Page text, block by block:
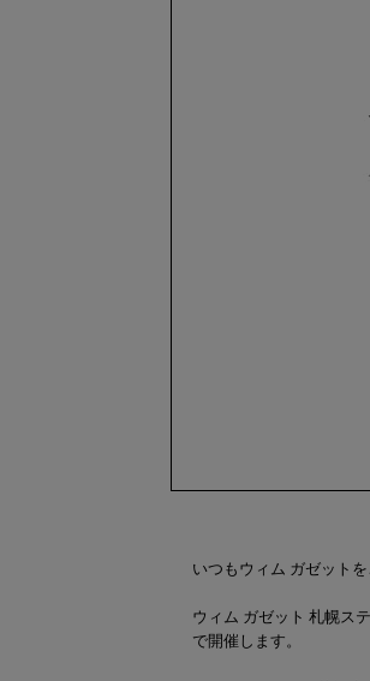
いつもウィム ガゼット
ウィム ガゼット 札幌ス
で開催します。